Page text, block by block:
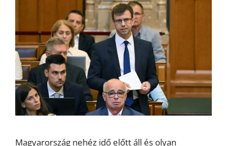
Magyarország nehéz idő előtt áll és olyan